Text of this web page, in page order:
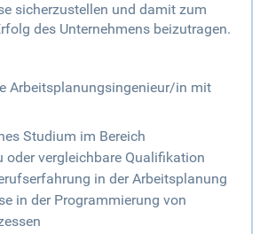
sicherzustellen und damit zum
des Unternehmens beizutragen.
Arbeitsplanungsingenieur/in mit
Studium im Bereich
oder vergleichbare Qualifikation
in der Arbeitsplanung
in der Programmierung von